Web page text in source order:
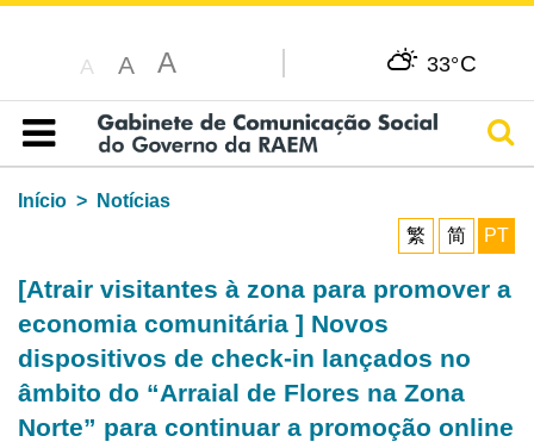
A A A 33°C
Índice
Início
Notícias
繁
简 PT
[Atrair visitantes à zona para promover a
economia comunitária ] Novos
dispositivos de check-in lançados no
âmbito do “Arraial de Flores na Zona
Norte” para continuar a promoção online